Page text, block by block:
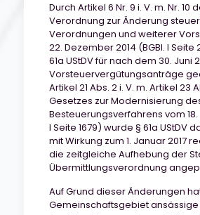
Durch Artikel 6 Nr. 9 i. V. m. Nr. 10
Verordnung zur Änderung
Verordnungen und weiterer
22. Dezember 2014 (BGBl. I
61a UStDV für nach dem 30. Juni
Vorsteuervergütungsanträge
Artikel 21 Abs. 2 i. V. m. Artikel 23
Gesetzes zur Modernisierung
Besteuerungsverfahrens vom 18.
I Seite 1679) wurde § 61a UStDV
mit Wirkung zum 1. Januar 2017
die zeitgleiche Aufhebung der
Übermittlungsverordnung
Auf Grund dieser Änderungen
Gemeinschaftsgebiet